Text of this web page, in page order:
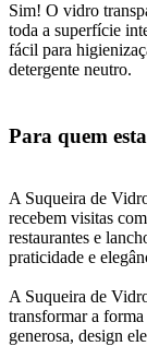
Sim! O vidro
toda a superfície
fácil para
detergente neutro.
Para quem
A Suqueira de
recebem visitas
restaurantes e
praticidade e
A Suqueira de
transformar a
generosa, design